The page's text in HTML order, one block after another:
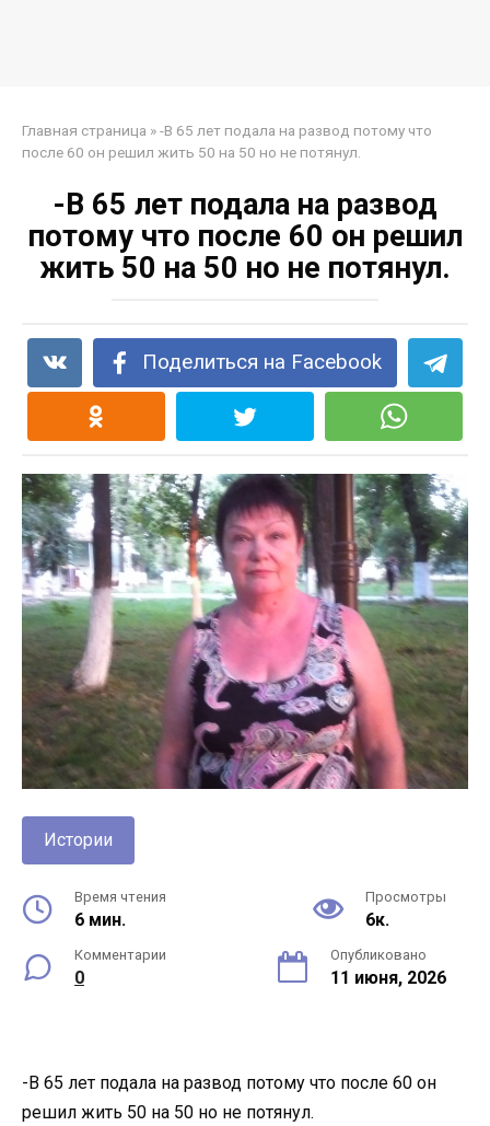
Главная страница »-В 65 лет подала на развод потому что
после 60 он решил жить 50 на 50 но не потянул.
-В 65 лет подала на развод
потому что после 60 он решил
жить 50 на 50 но не потянул.
Поделиться на Facebook
Истории
Время чтения
6 мин.
Просмотры
6к.
Комментарии
0
Опубликовано
11 июня, 2026
-В 65 лет подала на развод потому что после 60 он
решил жить 50 на 50 но не потянул.